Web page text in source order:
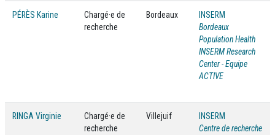
PÉRÈS Karine
Chargé·e de
recherche
Bordeaux
INSERM
Bordeaux
Population Health
INSERM Research
Center - Equipe
ACTIVE
RINGA Virginie
Chargé·e de
recherche
Villejuif
INSERM
Centre de recherche